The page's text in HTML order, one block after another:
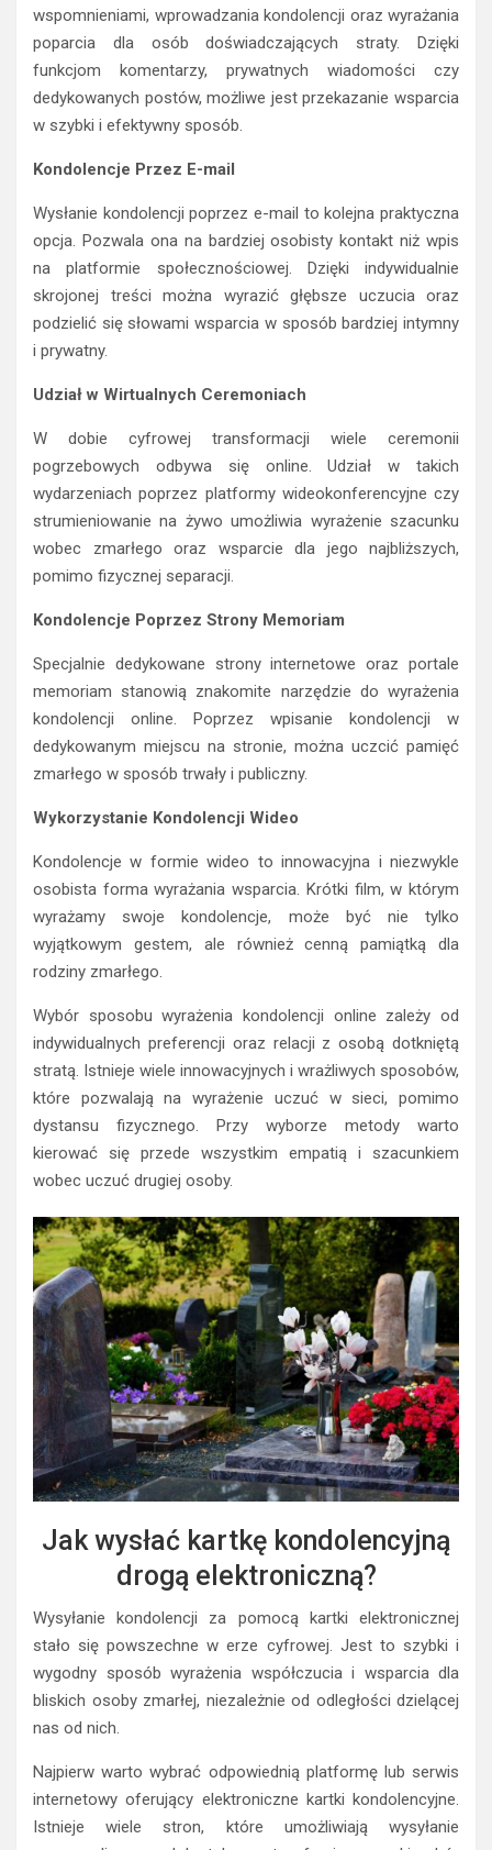
wspomnieniami, wprowadzania kondolencji oraz wyrażania
poparcia dla osób doświadczających straty. Dzięki
funkcjom komentarzy, prywatnych wiadomości czy
dedykowanych postów, możliwe jest przekazanie wsparcia
w szybki i efektywny sposób.
Kondolencje Przez E-mail
Wysłanie kondolencji poprzez e-mail to kolejna praktyczna
opcja. Pozwala ona na bardziej osobisty kontakt niż wpis
na platformie społecznościowej. Dzięki indywidualnie
skrojonej treści można wyrazić głębsze uczucia oraz
podzielić się słowami wsparcia w sposób bardziej intymny
i prywatny.
Udział w Wirtualnych Ceremoniach
W dobie cyfrowej transformacji wiele ceremonii
pogrzebowych odbywa się online. Udział w takich
wydarzeniach poprzez platformy wideokonferencyjne czy
strumieniowanie na żywo umożliwia wyrażenie szacunku
wobec zmarłego oraz wsparcie dla jego najbliższych,
pomimo fizycznej separacji.
Kondolencje Poprzez Strony Memoriam
Specjalnie dedykowane strony internetowe oraz portale
memoriam stanowią znakomite narzędzie do wyrażenia
kondolencji online. Poprzez wpisanie kondolencji w
dedykowanym miejscu na stronie, można uczcić pamięć
zmarłego w sposób trwały i publiczny.
Wykorzystanie Kondolencji Wideo
Kondolencje w formie wideo to innowacyjna i niezwykle
osobista forma wyrażania wsparcia. Krótki film, w którym
wyrażamy swoje kondolencje, może być nie tylko
wyjątkowym gestem, ale również cenną pamiątką dla
rodziny zmarłego.
Wybór sposobu wyrażenia kondolencji online zależy od
indywidualnych preferencji oraz relacji z osobą dotkniętą
stratą. Istnieje wiele innowacyjnych i wrażliwych sposobów,
które pozwalają na wyrażenie uczuć w sieci, pomimo
dystansu fizycznego. Przy wyborze metody warto
kierować się przede wszystkim empatią i szacunkiem
wobec uczuć drugiej osoby.
Jak wysłać kartkę kondolencyjną
drogą elektroniczną?
Wysyłanie kondolencji za pomocą kartki elektronicznej
stało się powszechne w erze cyfrowej. Jest to szybki i
wygodny sposób wyrażenia współczucia i wsparcia dla
bliskich osoby zmarłej, niezależnie od odległości dzielącej
nas od nich.
Najpierw warto wybrać odpowiednią platformę lub serwis
internetowy oferujący elektroniczne kartki kondolencyjne.
Istnieje wiele stron, które umożliwiają wysyłanie